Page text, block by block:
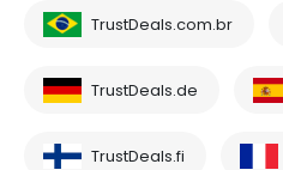
TrustDeals.com.br
TrustDeals.de
TrustDeals.fi